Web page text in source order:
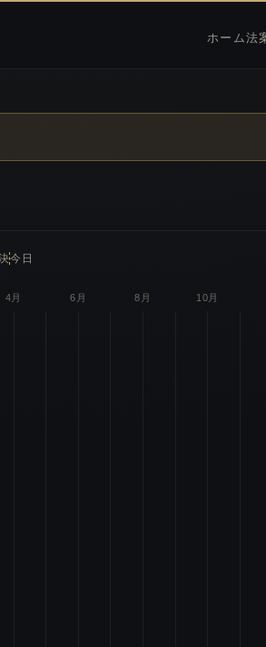
ホーム法
今日
度の創設に関する法律案
律案
案
る特別措置法の一部を改正する法律案
対処に関する法律の一部を改正する法律案
4月 6月 8月 10月